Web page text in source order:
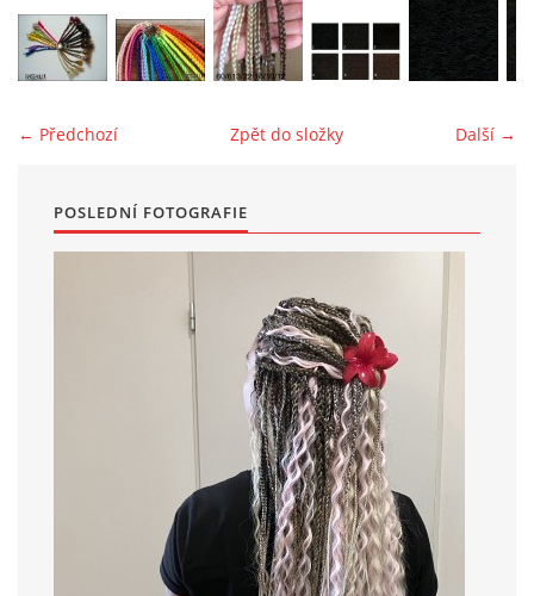
← Předchozí Další →
Zpět do složky
POSLEDNÍ FOTOGRAFIE